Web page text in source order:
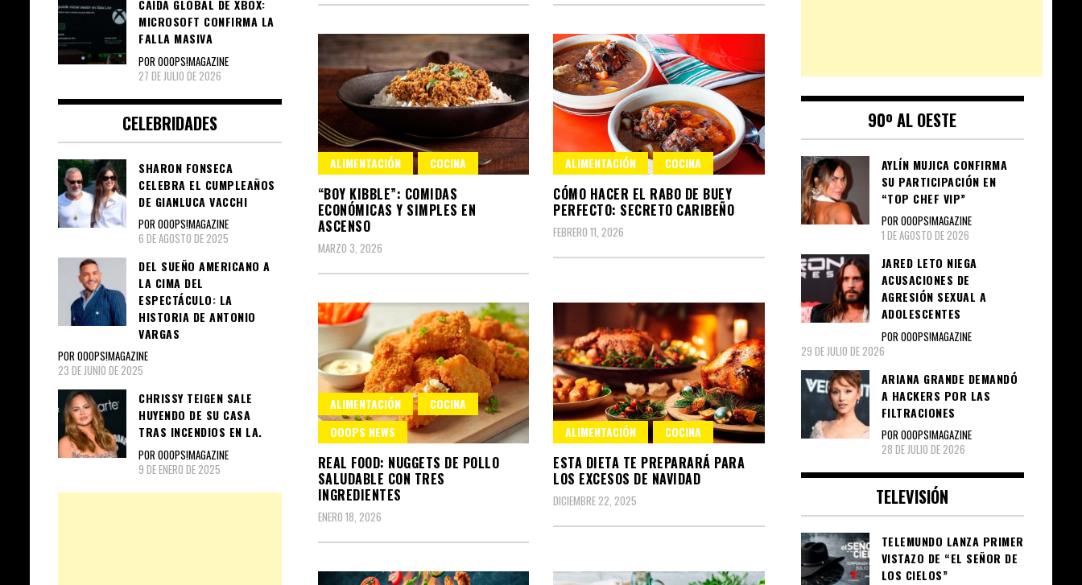
ALIMENTACIÓN COCINA
“BOY KIBBLE”: COMIDAS
ECONÓMICAS Y SIMPLES EN
ASCENSO
MARZO 3, 2026
ALIMENTACIÓN COCINA
CÓMO HACER EL RABO DE BUEY
PERFECTO: SECRETO CARIBEÑO
FEBRERO 11, 2026
ALIMENTACIÓN
COCINA
OOOPS NEWS
REAL FOOD: NUGGETS DE POLLO
SALUDABLE CON TRES
INGREDIENTES
ENERO 18, 2026
ALIMENTACIÓN COCINA
ESTA DIETA TE PREPARARÁ PARA
LOS EXCESOS DE NAVIDAD
DICIEMBRE 22, 2025
CAÍDA GLOBAL DE XBOX:
MICROSOFT CONFIRMA LA
FALLA MASIVA
POR OOOPS!MAGAZINE
27 DE JULIO DE 2026
CELEBRIDADES
SHARON FONSECA
CELEBRA EL CUMPLEAÑOS
DE GIANLUCA VACCHI
POR OOOPS!MAGAZINE
6 DE AGOSTO DE 2025
DEL SUEÑO AMERICANO A
LA CIMA DEL
ESPECTÁCULO: LA
HISTORIA DE ANTONIO
VARGAS
POR OOOPS!MAGAZINE
23 DE JUNIO DE 2025
CHRISSY TEIGEN SALE
HUYENDO DE SU CASA
TRAS INCENDIOS EN LA.
POR OOOPS!MAGAZINE
9 DE ENERO DE 2025
90º AL OESTE
AYLÍN MUJICA CONFIRMA
SU PARTICIPACIÓN EN
“TOP CHEF VIP”
POR OOOPS!MAGAZINE
1 DE AGOSTO DE 2026
JARED LETO NIEGA
ACUSACIONES DE
AGRESIÓN SEXUAL A
ADOLESCENTES
POR OOOPS!MAGAZINE
29 DE JULIO DE 2026
ARIANA GRANDE DEMANDÓ
A HACKERS POR LAS
FILTRACIONES
POR OOOPS!MAGAZINE
28 DE JULIO DE 2026
TELEVISIÓN
TELEMUNDO LANZA PRIMER
VISTAZO DE “EL SEÑOR DE
LOS CIELOS”